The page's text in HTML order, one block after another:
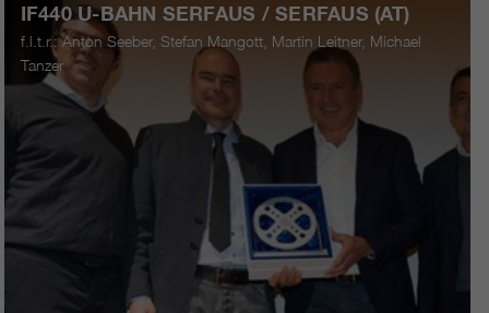
IF440 U-BAHN SERFAUS / SERFAUS (AT)
f.l.t.r.: Anton Seeber, Stefan Mangott, Martin Leitner, Michael
Tanzer